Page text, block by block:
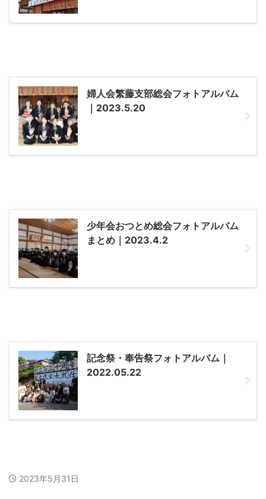
婦人会繁藤支部総会フォトアルバム
｜2023.5.20
少年会おつとめ総会フォトアルバム
まとめ｜2023.4.2
記念祭・奉告祭フォトアルバム｜
2022.05.22
2023年5月31日